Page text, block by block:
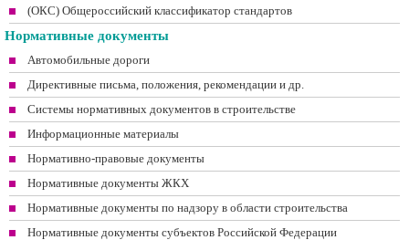
(ОКС) Общероссийский классификатор стандартов
Нормативные документы
Автомобильные дороги
Директивные письма, положения, рекомендации и др.
Системы нормативных документов в строительстве
Информационные материалы
Нормативно-правовые документы
Нормативные документы ЖКХ
Нормативные документы по надзору в области строительства
Нормативные документы субъектов Российской Федерации